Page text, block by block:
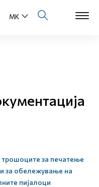
за печатење
за обележување на
пијалоци